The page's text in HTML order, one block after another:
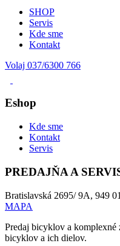
SHOP
Servis
Kde sme
Kontakt
Volaj 037/6300 766
Eshop
Kde sme
Kontakt
Servis
PREDAJŇA A
Bratislavská 2695/ 9A, 949
MAPA
Predaj bicyklov a komplexné
bicyklov a ich dielov.